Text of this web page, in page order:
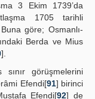
3 Ekim 1739’da
1705 tarihli
göre; Osmanlı-
Berda ve Mius
].
görüşmelerini
Efendi[91] birinci
Efendi[92] de